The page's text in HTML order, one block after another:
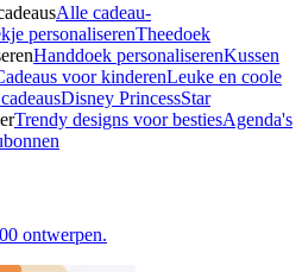
Alle cadeau-
personaliserenTheedoek
Handdoek personaliserenKussen
voor kinderenLeuke en coole
Disney PrincessStar
Trendy designs voor bestiesAgenda's
ontwerpen.